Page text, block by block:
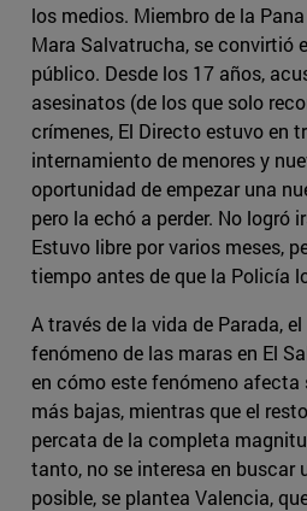
los medios. Miembro de la
Mara Salvatrucha, se convirtió
público. Desde los 17 años,
asesinatos (de los que solo
crímenes, El Directo estuvo en
internamiento de menores y
oportunidad de empezar una
pero la echó a perder. No logró
Estuvo libre por varios meses,
tiempo antes de que la Policía
A través de la vida de Parada,
fenómeno de las maras en El
en cómo este fenómeno afecta
más bajas, mientras que el
percata de la completa
tanto, no se interesa en buscar
posible, se plantea Valencia,